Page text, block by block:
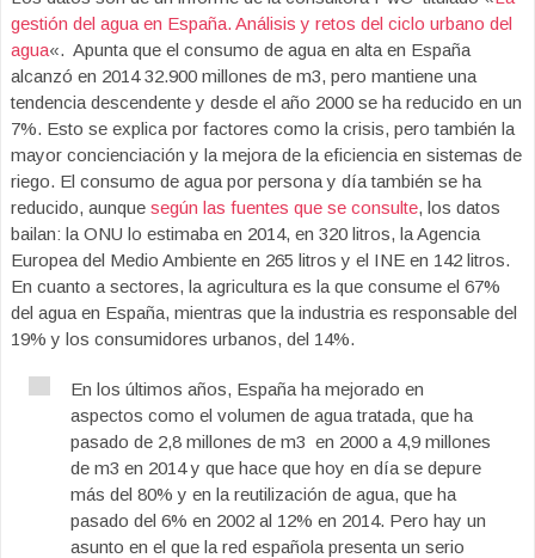
gestión del agua en España. Análisis y retos del ciclo urbano del
agua«. Apunta que el consumo de agua en alta en España
alcanzó en 2014 32.900 millones de m3, pero mantiene una
tendencia descendente y desde el año 2000 se ha reducido en un
7%. Esto se explica por factores como la crisis, pero también la
mayor concienciación y la mejora de la eficiencia en sistemas de
riego. El consumo de agua por persona y día también se ha
reducido, aunque según las fuentes que se consulte, los datos
bailan: la ONU lo estimaba en 2014, en 320 litros, la Agencia
Europea del Medio Ambiente en 265 litros y el INE en 142 litros.
En cuanto a sectores, la agricultura es la que consume el 67%
del agua en España, mientras que la industria es responsable del
19% y los consumidores urbanos, del 14%.
En los últimos años, España ha mejorado en
aspectos como el volumen de agua tratada, que ha
pasado de 2,8 millones de m3 en 2000 a 4,9 millones
de m3 en 2014 y que hace que hoy en día se depure
más del 80% y en la reutilización de agua, que ha
pasado del 6% en 2002 al 12% en 2014. Pero hay un
asunto en el que la red española presenta un serio